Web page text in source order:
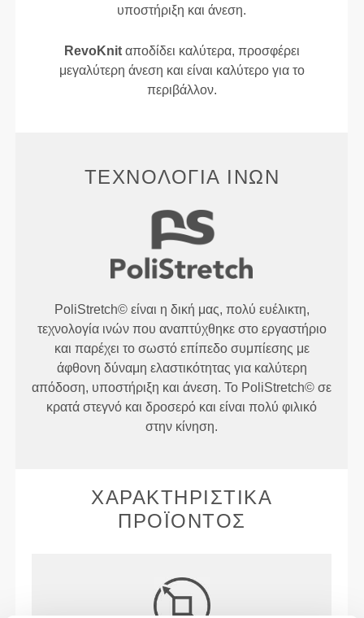
υποστήριξη και άνεση.
RevoKnitαποδίδει καλύτερα, προσφέρει
μεγαλύτερη άνεση και είναι καλύτερο για το
περιβάλλον.
ΤΕΧΝΟΛΟΓΊΑ ΙΝΏΝ
PoliStretch© είναι η δική μας, πολύ ευέλικτη,
τεχνολογία ινών που αναπτύχθηκε στο εργαστήριο
και παρέχει το σωστό επίπεδο συμπίεσης με
άφθονη δύναμη ελαστικότητας για καλύτερη
απόδοση, υποστήριξη και άνεση. Το PoliStretch© σε
κρατά στεγνό και δροσερό και είναι πολύ φιλικό
στην κίνηση.
ΧΑΡΑΚΤΗΡΙΣΤΙΚΆ
ΠΡΟΪΌΝΤΟΣ